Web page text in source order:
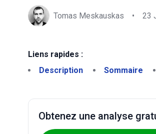
Tomas Meskauskas • 23
Liens rapides :
Description
Sommaire
Obtenez une analyse